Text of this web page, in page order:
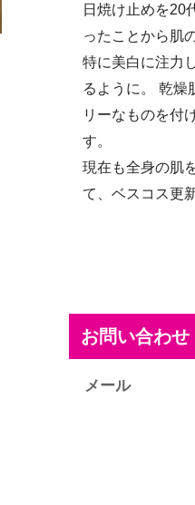
日焼け止めを20
ったことから肌
特に美白に注力
るように。 乾燥
リーなものを付
す。
現在も全身の肌
て、ベスコス更
お問い合わせ
メール